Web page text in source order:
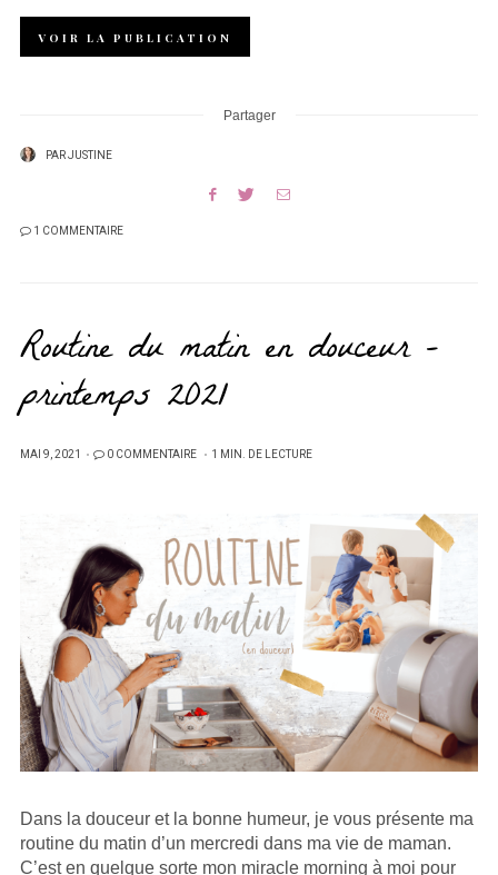
VOIR LA PUBLICATION
Partager
PARJUSTINE
1 COMMENTAIRE
Routine du matin en douceur –
printemps 2021
PUBLIÉ
MAI 9, 2021 0 COMMENTAIRE 1 MIN. DE LECTURE
Dans la douceur et la bonne humeur, je vous présente ma
routine du matin d’un mercredi dans ma vie de maman.
C’est en quelque sorte mon miracle morning à moi pour